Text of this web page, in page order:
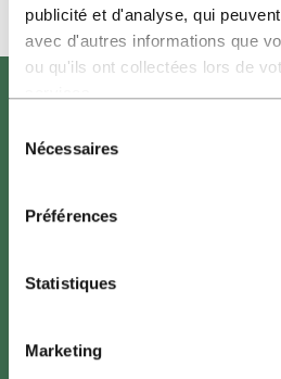
publicité et d'analyse, qui
avec d'autres informations que
ou qu'ils ont collectées lors de
Nécessaires
Préférences
Statistiques
Marketing
entreprises leaders du secteur des
ainsi que la Banque des
sont tous trois engagés dans la
territoires.